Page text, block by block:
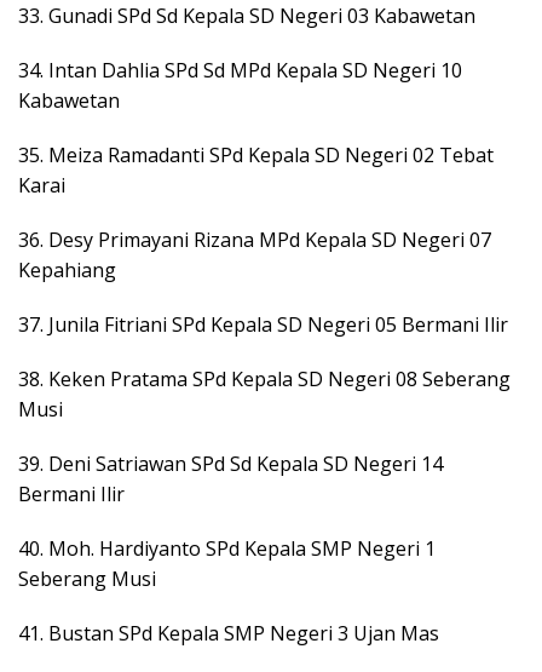
33. Gunadi SPd Sd Kepala SD Negeri 03 Kabawetan
34. Intan Dahlia SPd Sd MPd Kepala SD Negeri 10
Kabawetan
35. Meiza Ramadanti SPd Kepala SD Negeri 02 Tebat
Karai
36. Desy Primayani Rizana MPd Kepala SD Negeri 07
Kepahiang
37. Junila Fitriani SPd Kepala SD Negeri 05 Bermani Ilir
38. Keken Pratama SPd Kepala SD Negeri 08 Seberang
Musi
39. Deni Satriawan SPd Sd Kepala SD Negeri 14
Bermani Ilir
40. Moh. Hardiyanto SPd Kepala SMP Negeri 1
Seberang Musi
41. Bustan SPd Kepala SMP Negeri 3 Ujan Mas